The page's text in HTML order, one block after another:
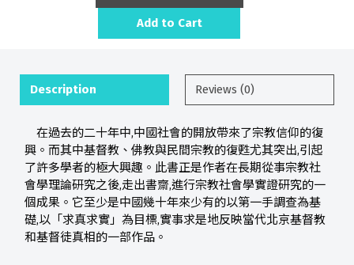
Add to Cart
Description Reviews (0)
在過去的二十年中,中國社會的開放帶來了宗教信仰的復
興。而其中基督教、佛教與民間宗教的復甦尤其突出,引起
了許多學者的極大興趣。此書正是作者在長期從事宗教社
會學理論研究之後,走出書齋,進行宗教社會學實證研究的一
個成果。它至少是中國幾十年來少有的以第一手調查為基
礎,以「求真求實」為目標,實事求是地反映當代北京基督教
和基督徒真相的一部作品。